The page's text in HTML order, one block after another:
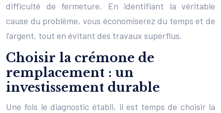
difficulté de fermeture. En identifiant la véritable
cause du problème, vous économiserez du temps et de
l’argent, tout en évitant des travaux superflus.
Choisir la crémone de
remplacement : un
investissement durable
Une fois le diagnostic établi, il est temps de choisir la